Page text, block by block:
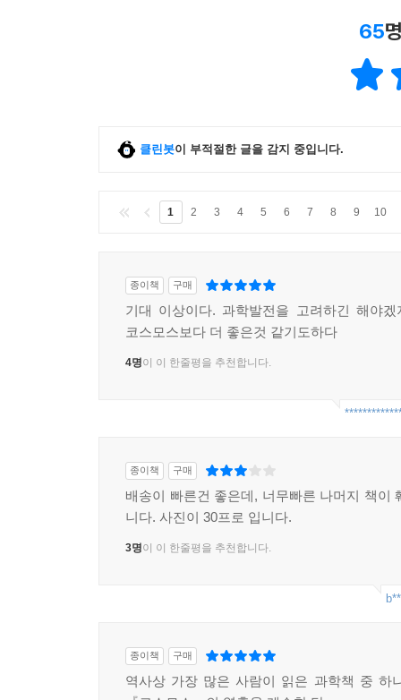
우리는 이제부터라도 과학자들처럼 장기적인
시간에만 신경 씁니다. 우리에게는 그런 근시안
경우, 지구 문명 전체를 파괴할 위기이니까요.
제가 한국의 독자들에게 특별히 글을 쓰는 것은
맞닥뜨렸을 때 그랬던 것처럼, 이 과제도 이겨 낼
과학자들의 말에 귀를 기울이고, 행동에 나서 주십
2020년 1월 1일
65
클린봇이 부적절한 글을 감지 중입니다.
1 2 3 4 5 6 7 8 9 10
종이책 구매
기대 이상이다. 과학발전을 고려하긴 해야겠
코스모스보다 더 좋은것 같기도하다
4명이 이 한줄평을 추천합니다.
종이책 구매
배송이 빠른건 좋은데, 너무빠른 나머지 책이
니다. 사진이 30프로 입니다.
3명이 이 한줄평을 추천합니다.
종이책 구매
역사상 가장 많은 사람이 읽은 과학책 중 하